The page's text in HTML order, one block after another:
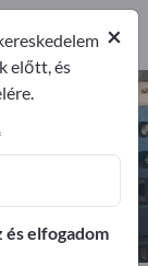
és
7
Gyártók
×
előtt, és
elfogadom